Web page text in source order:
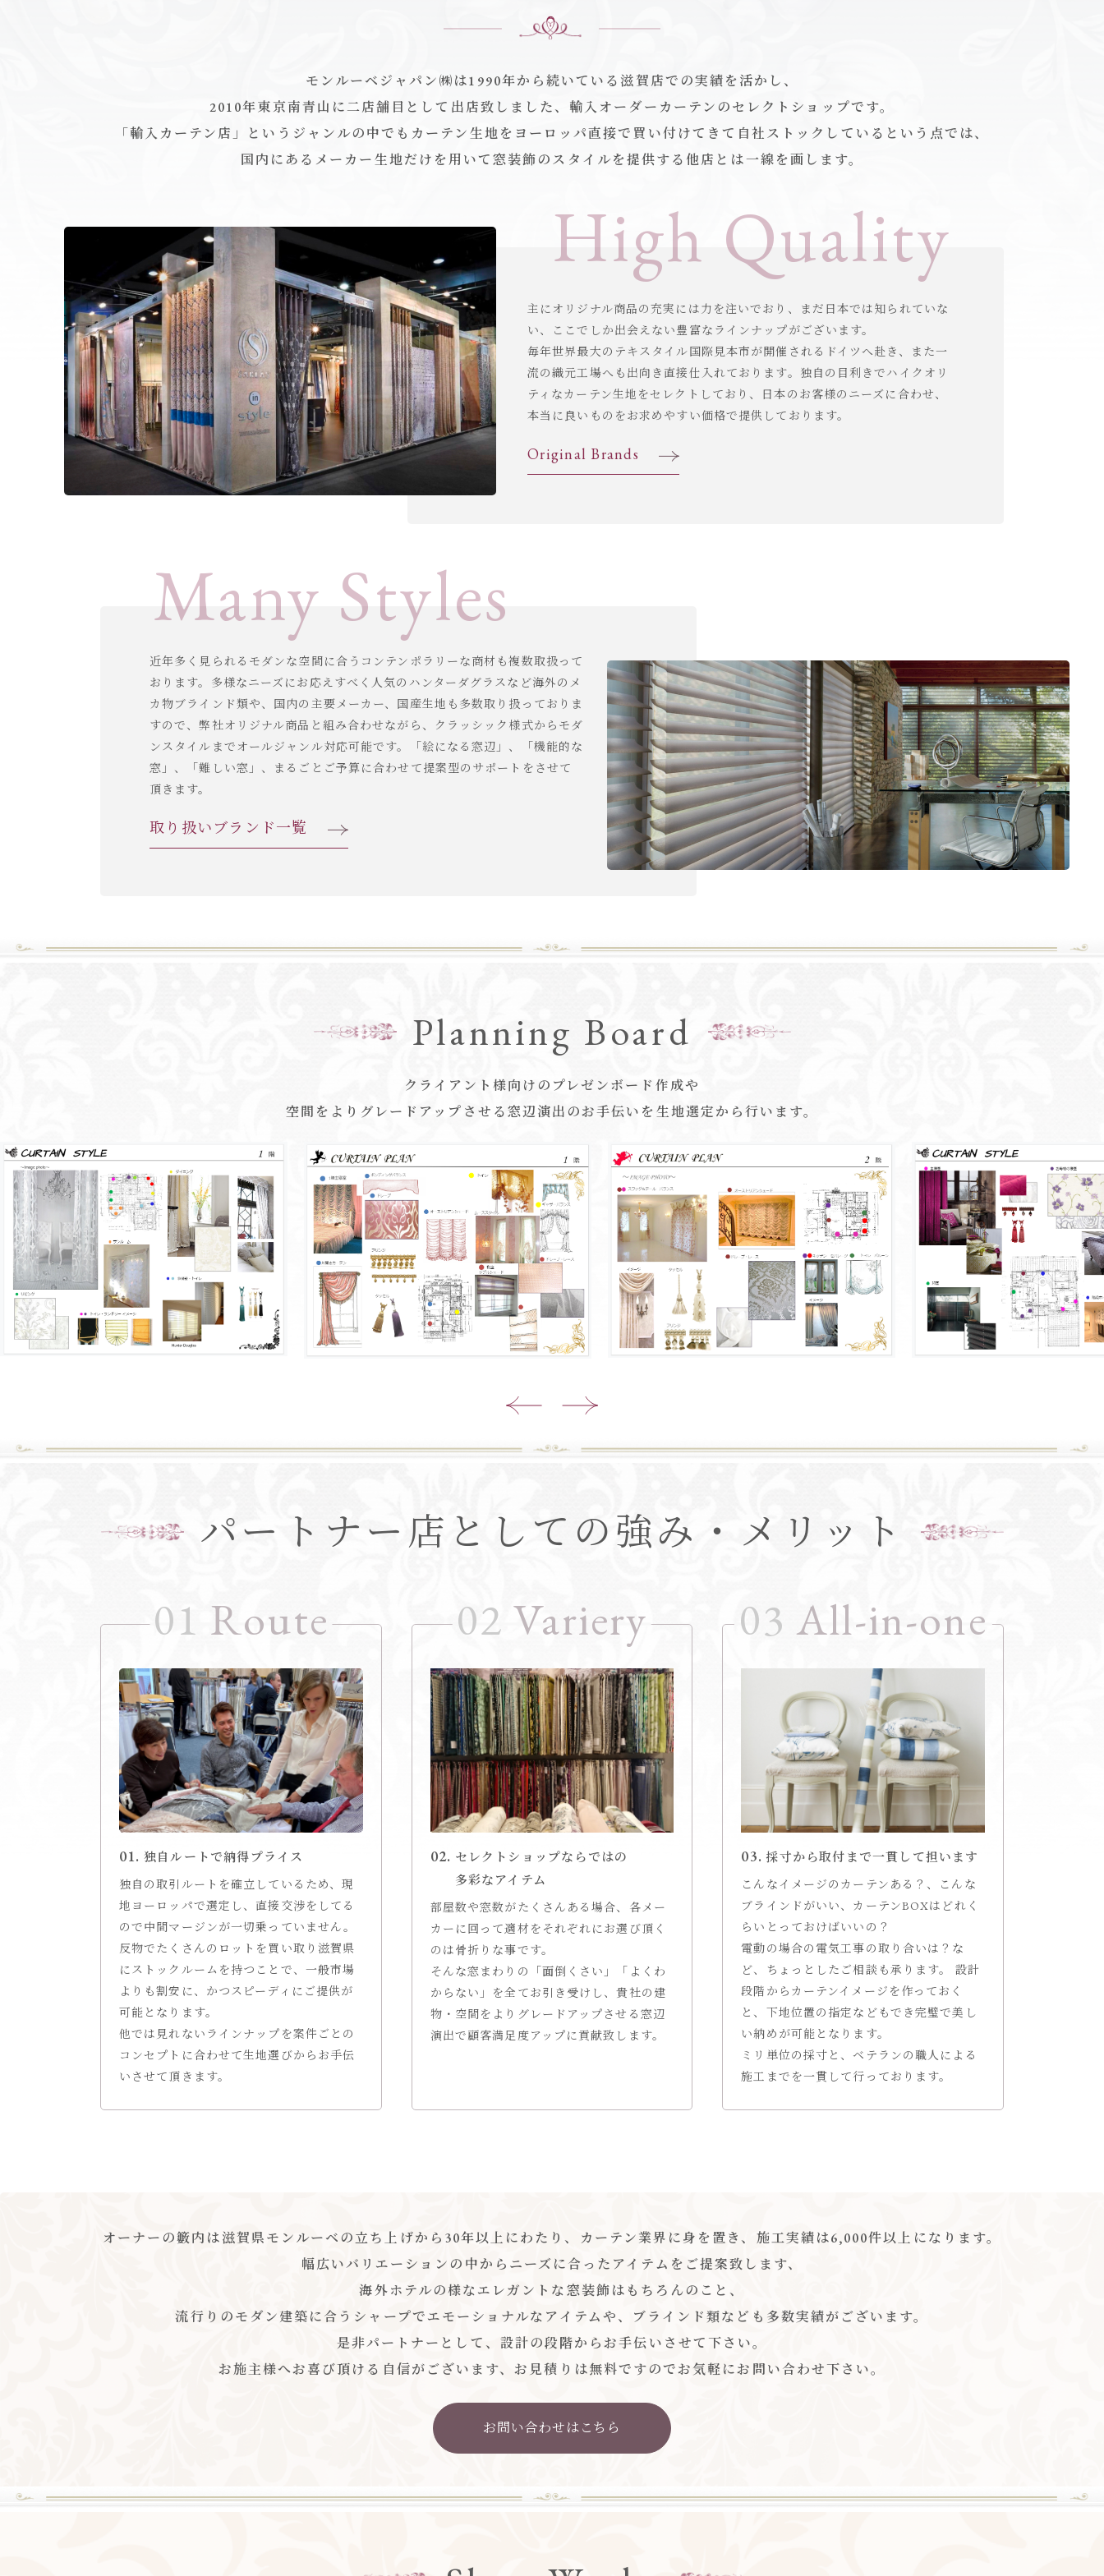
モンルーベジャパン㈱は1990年から続いている滋賀店での実績を活かし、
2010年東京南青山に二店舗目として出店致しました、輸入オーダーカーテンのセレクトショップです。
「輸入カーテン店」というジャンルの中でもカーテン生地をヨーロッパ直接で買い付けてきて自社ストックしているという点では、
国内にあるメーカー生地だけを用いて窓装飾のスタイルを提供する他店とは一線を画します。
主にオリジナル商品の充実には力を注いでおり、まだ日本では知られていな
い、ここでしか出会えない豊富なラインナップがございます。
毎年世界最大のテキスタイル国際見本市が開催されるドイツへ赴き、また一
流の織元工場へも出向き直接仕入れております。独自の目利きでハイクオリ
ティなカーテン生地をセレクトしており、日本のお客様のニーズに合わせ、
本当に良いものをお求めやすい価格で提供しております。
Original Brands
High Quality
近年多く見られるモダンな空間に合うコンテンポラリーな商材も複数取扱って
おります。多様なニーズにお応えすべく人気のハンターダグラスなど海外のメ
カ物ブラインド類や、国内の主要メーカー、国産生地も多数取り扱っておりま
すので、弊社オリジナル商品と組み合わせながら、クラッシック様式からモダ
ンスタイルまでオールジャンル対応可能です。「絵になる窓辺」、「機能的な
窓」、「難しい窓」、まるごとご予算に合わせて提案型のサポートをさせて
頂きます。
取り扱いブランド一覧
Many Styles
Planning Board
クライアント様向けのプレゼンボード作成や
空間をよりグレードアップさせる窓辺演出のお手伝いを生地選定から行います。
パートナー店としての強み・ メリット
01 Route
独自ルートで納得プライス
独自の取引ルートを確立しているため、現
地ヨーロッパで選定し、直接交渉をしてる
ので中間マージンが一切乗っていません。
反物でたくさんのロットを買い取り滋賀県
にストックルームを持つことで、一般市場
よりも割安に、かつスピーディにご提供が
可能となります。
他では見れないラインナップを案件ごとの
コンセプトに合わせて生地選びからお手伝
いさせて頂きます。
02 Variery
セレクトショップならではの
多彩なアイテム
部屋数や窓数がたくさんある場合、各メー
カーに回って適材をそれぞれにお選び頂く
のは骨折りな事です。
そんな窓まわりの「面倒くさい」「よくわ
からない」を全てお引き受けし、貴社の建
物・空間をよりグレードアップさせる窓辺
演出で顧客満足度アップに貢献致します。
03 All-in-one
採寸から取付まで一貫して担います
こんなイメージのカーテンある？、こんな
ブラインドがいい、カーテンBOXはどれく
らいとっておけばいいの？
電動の場合の電気工事の取り合いは？な
ど、ちょっとしたご相談も承ります。 設計
段階からカーテンイメージを作っておく
と、下地位置の指定などもでき完璧で美し
い納めが可能となります。
ミリ単位の採寸と、ベテランの職人による
施工までを一貫して行っております。
オーナーの籔内は滋賀県モンルーベの立ち上げから30年以上にわたり、カーテン業界に身を置き、施工実績は6,000件以上になります。
幅広いバリエーションの中からニーズに合ったアイテムをご提案致します、
海外ホテルの様なエレガントな窓装飾はもちろんのこと、
流行りのモダン建築に合うシャープでエモーショナルなアイテムや、ブラインド類なども多数実績がございます。
是非パートナーとして、設計の段階からお手伝いさせて下さい。
お施主様へお喜び頂ける自信がございます、お見積りは無料ですのでお気軽にお問い合わせ下さい。
お問い合わせはこちら